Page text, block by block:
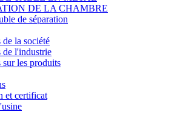
DE LA CHAMBRE
de séparation
la société
de l'industrie
les produits
et certificat